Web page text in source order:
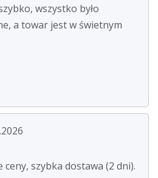
wszystko było
a towar jest w świetnym
szybka dostawa (2 dni).